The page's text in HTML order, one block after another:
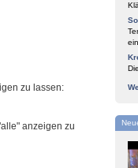
zu lassen:
anzeigen zu